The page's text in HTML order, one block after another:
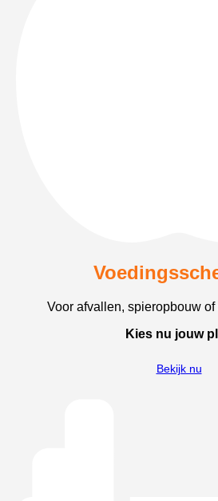
Voor afvallen, spieropbouw of
Kies nu jouw
Bekijk nu